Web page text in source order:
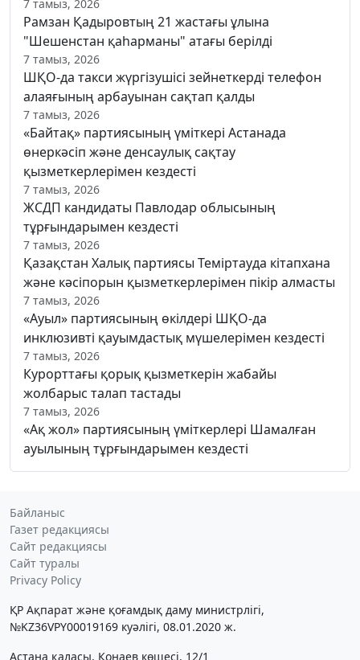
7 тамыз, 2026
Рамзан Қадыровтың 21 жастағы ұлына
"Шешенстан қаһарманы" атағы берілді
7 тамыз, 2026
ШҚО-да такси жүргізушісі зейнеткерді телефон
алаяғының арбауынан сақтап қалды
7 тамыз, 2026
«Байтақ» партиясының үміткері Астанада
өнеркәсіп және денсаулық сақтау
қызметкерлерімен кездесті
7 тамыз, 2026
ЖСДП кандидаты Павлодар облысының
тұрғындарымен кездесті
7 тамыз, 2026
Қазақстан Халық партиясы Теміртауда кітапхана
және кәсіпорын қызметкерлерімен пікір алмасты
7 тамыз, 2026
«Ауыл» партиясының өкілдері ШҚО-да
инклюзивті қауымдастық мүшелерімен кездесті
7 тамыз, 2026
Курорттағы қорық қызметкерін жабайы
жолбарыс талап тастады
7 тамыз, 2026
«Ақ жол» партиясының үміткерлері Шамалған
ауылының тұрғындарымен кездесті
Байланыс
Газет редакциясы
Сайт редакциясы
Сайт туралы
Privacy Policy
ҚР Ақпарат және қоғамдық даму министрлігі,
№KZ36VPY00019169 куәлігі, 08.01.2020 ж.
Астана қаласы, Қонаев көшесі, 12/1